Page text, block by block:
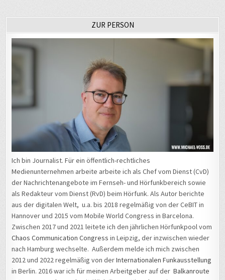
ZUR PERSON
Ich bin Journalist. Für ein öffentlich-rechtliches
Medienunternehmen arbeite arbeite ich als Chef vom Dienst (CvD)
der Nachrichtenangebote im Fernseh- und Hörfunkbereich sowie
als Redakteur vom Dienst (RvD) beim Hörfunk. Als Autor berichte
aus der digitalen Welt, u.a. bis 2018 regelmäßig von der CeBIT in
Hannover und 2015 vom Mobile World Congress in Barcelona.
Zwischen 2017 und 2021 leitete ich den jährlichen Hörfunkpool vom
Chaos Communication Congress in Leipzig, der inzwischen wieder
nach Hamburg wechselte. Außerdem melde ich mich zwischen
2012 und 2022 regelmäßig von derInternationalen Funkausstellung
in Berlin. 2016 war ich für meinen Arbeitgeber auf derBalkanroute